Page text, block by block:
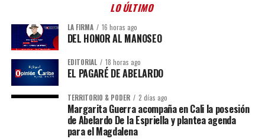
LO ÚLTIMO
LA FIRMA 16 horas ago
DEL HONOR AL MANOSEO
EDITORIAL 18 horas ago
EL PAGARÉ DE ABELARDO
TERRITORIO & PODER 2 días ago
Margarita Guerra acompaña en Cali la posesión
de Abelardo De la Espriella y plantea agenda
para el Magdalena